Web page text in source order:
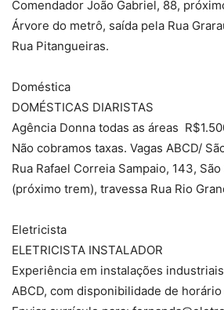
Comendador João Gabriel, 88,
Árvore do metrô, saída pela Rua
Rua Pitangueiras.
Doméstica
DOMÉSTICAS DIARISTAS
Agência Donna todas as áreas
Não cobramos taxas. Vagas ABCD/
Rua Rafael Correia Sampaio, 143,
(próximo trem), travessa Rua Rio
Eletricista
ELETRICISTA INSTALADOR
Experiência em instalações
ABCD, com disponibilidade de horário